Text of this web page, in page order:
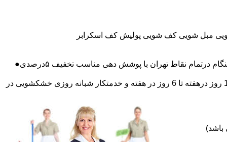
مبل شویی کف شویی پولیش کف اسکرابر
نقاط تهران با پوشش دهی مناسب تخفیف ۵درصدی●
اعزام نظافتچی روزمزد و مهمان دار به تمام نقاط و در سراسر تهران (حرفه ای و آموزش دیده )اعزام خدمتکار ثابت روزانه (خانم)از 1 روز درهفته تا 6 روز در هفته و خدمتکار شبانه روزی خشکشویی در
باشد)